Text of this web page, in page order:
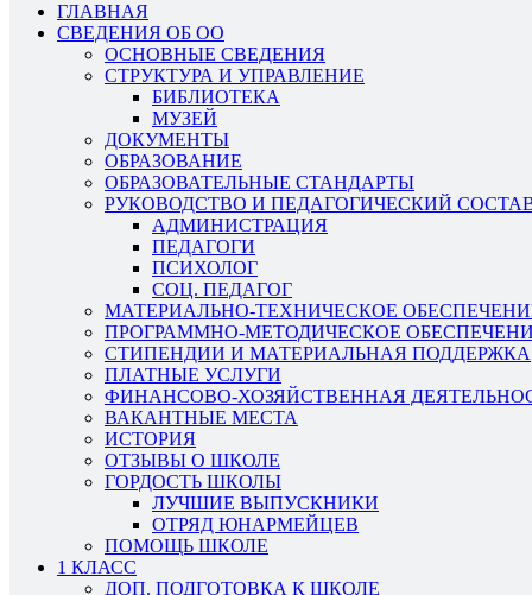
ГЛАВНАЯ
СВЕДЕНИЯ ОБ ОО
ОСНОВНЫЕ СВЕДЕНИЯ
СТРУКТУРА И УПРАВЛЕНИЕ
БИБЛИОТЕКА
МУЗЕЙ
ДОКУМЕНТЫ
ОБРАЗОВАНИЕ
ОБРАЗОВАТЕЛЬНЫЕ СТАНДАРТЫ
РУКОВОДСТВО И ПЕДАГОГИЧЕСКИЙ
АДМИНИСТРАЦИЯ
ПЕДАГОГИ
ПСИХОЛОГ
СОЦ. ПЕДАГОГ
МАТЕРИАЛЬНО-ТЕХНИЧЕСКОЕ
ПРОГРАММНО-МЕТОДИЧЕСКОЕ
СТИПЕНДИИ И МАТЕРИАЛЬНАЯ ПОДДЕРЖКА
ПЛАТНЫЕ УСЛУГИ
ФИНАНСОВО-ХОЗЯЙСТВЕННАЯ
ВАКАНТНЫЕ МЕСТА
ИСТОРИЯ
ОТЗЫВЫ О ШКОЛЕ
ГОРДОСТЬ ШКОЛЫ
ЛУЧШИЕ ВЫПУСКНИКИ
ОТРЯД ЮНАРМЕЙЦЕВ
ПОМОЩЬ ШКОЛЕ
1 КЛАСС
ДОП. ПОДГОТОВКА К ШКОЛЕ